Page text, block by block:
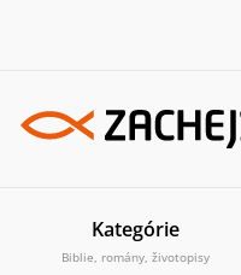
Kategórie
Biblie, romány, životopisy